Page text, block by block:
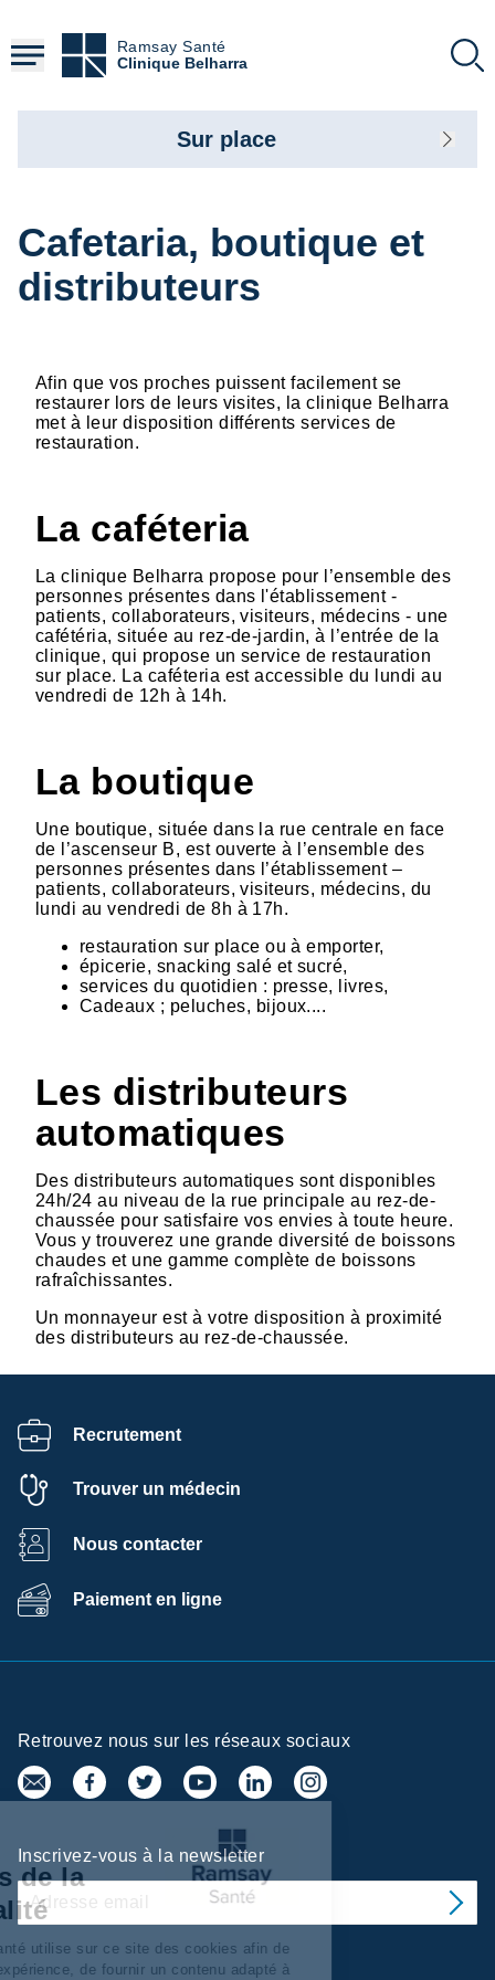
contenu
principal
Ramsay Santé
Clinique Belharra
Cafetaria, boutique et
distributeurs
Afin que vos proches puissent facilement se
restaurer lors de leurs visites, la clinique Belharra
met à leur disposition différents services de
restauration.
La caféteria
La clinique Belharra propose pour l’ensemble des
personnes présentes dans l'établissement -
patients, collaborateurs, visiteurs, médecins - une
cafétéria, située au rez-de-jardin, à l’entrée de la
clinique, qui propose un service de restauration
sur place. La caféteria est accessible du lundi au
vendredi de 12h à 14h.
La boutique
Une boutique, située dans la rue centrale en face
de l’ascenseur B, est ouverte à l’ensemble des
personnes présentes dans l’établissement –
patients, collaborateurs, visiteurs, médecins, du
lundi au vendredi de 8h à 17h.
restauration sur place ou à emporter,
épicerie, snacking salé et sucré,
services du quotidien : presse, livres,
Cadeaux ; peluches, bijoux....
Les distributeurs
automatiques
Des distributeurs automatiques sont disponibles
24h/24 au niveau de la rue principale au rez-de-
chaussée pour satisfaire vos envies à toute heure.
Vous y trouverez une grande diversité de boissons
chaudes et une gamme complète de boissons
rafraîchissantes.
Un monnayeur est à votre disposition à proximité
des distributeurs au rez-de-chaussée.
Sur place
Recrutement
Trouver un médecin
Nous contacter
Paiement en ligne
Retrouvez nous sur les réseaux sociaux
Inscrivez-vous à la newsletter
de
de la
Services/Santé utilise sur ce site des cookies afin de
votre expérience, de fournir un contenu adapté à